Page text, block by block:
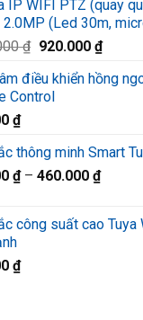
là:
1.580.000 ₫.
tại
là:
IP WIFI PTZ (quay
2.0MP (Led 30m,
₫ Giá
là:
1.320.000 ₫.
920.000 ₫Giá
tại
điều khiển hồng
Control
₫
thông minh Smart
₫– 460.000 ₫
công suất cao
₫